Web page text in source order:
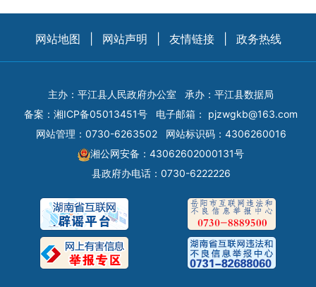
网站地图 网站声明 友情链接 政务热线
主办：平江县人民政府办公室
承办：平江县数据局
备案： 湘ICP备05013451号 电子邮箱： pjzwgkb@163.com
网站管理：0730-6263502
网站标识码：4306260016
湘公网安备：43062602000131号
县政府办电话：0730-6222226